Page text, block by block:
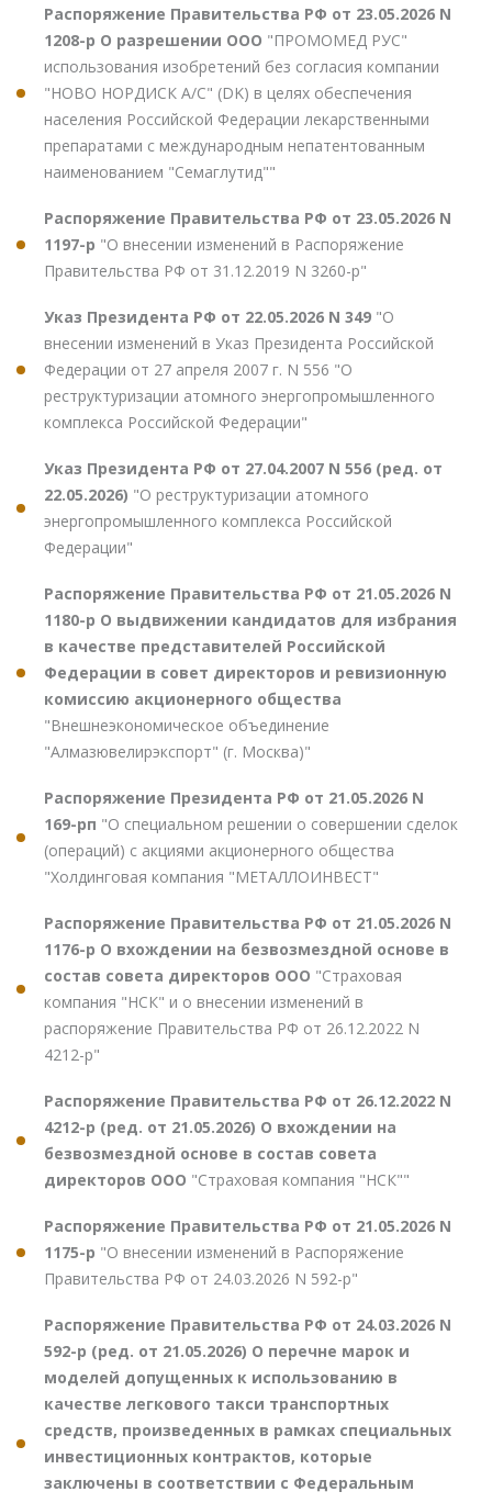
Распоряжение Правительства РФ от 23.05.2026 N
1208-р О разрешении ООО "ПРОМОМЕД РУС"
использования изобретений без согласия компании
"НОВО НОРДИСК А/С" (DK) в целях обеспечения
населения Российской Федерации лекарственными
препаратами с международным непатентованным
наименованием "Семаглутид""
Распоряжение Правительства РФ от 23.05.2026 N
1197-р "О внесении изменений в Распоряжение
Правительства РФ от 31.12.2019 N 3260-р"
Указ Президента РФ от 22.05.2026 N 349 "О
внесении изменений в Указ Президента Российской
Федерации от 27 апреля 2007 г. N 556 "О
реструктуризации атомного энергопромышленного
комплекса Российской Федерации"
Указ Президента РФ от 27.04.2007 N 556 (ред. от
22.05.2026) "О реструктуризации атомного
энергопромышленного комплекса Российской
Федерации"
Распоряжение Правительства РФ от 21.05.2026 N
1180-р О выдвижении кандидатов для избрания
в качестве представителей Российской
Федерации в совет директоров и ревизионную
комиссию акционерного общества
"Внешнеэкономическое объединение
"Алмазювелирэкспорт" (г. Москва)"
Распоряжение Президента РФ от 21.05.2026 N
169-рп "О специальном решении о совершении сделок
(операций) с акциями акционерного общества
"Холдинговая компания "МЕТАЛЛОИНВЕСТ"
Распоряжение Правительства РФ от 21.05.2026 N
1176-р О вхождении на безвозмездной основе в
состав совета директоров ООО "Страховая
компания "НСК" и о внесении изменений в
распоряжение Правительства РФ от 26.12.2022 N
4212-р"
Распоряжение Правительства РФ от 26.12.2022 N
4212-р (ред. от 21.05.2026) О вхождении на
безвозмездной основе в состав совета
директоров ООО "Страховая компания "НСК""
Распоряжение Правительства РФ от 21.05.2026 N
1175-р "О внесении изменений в Распоряжение
Правительства РФ от 24.03.2026 N 592-р"
Распоряжение Правительства РФ от 24.03.2026 N
592-р (ред. от 21.05.2026) О перечне марок и
моделей допущенных к использованию в
качестве легкового такси транспортных
средств, произведенных в рамках специальных
инвестиционных контрактов, которые
заключены в соответствии с Федеральным